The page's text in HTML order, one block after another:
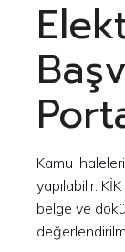
Kamu
yapılabilir.
belge ve